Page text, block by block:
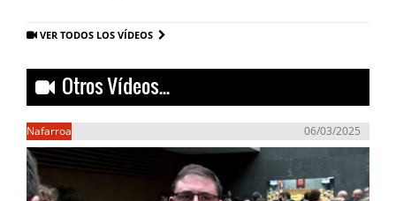
VER TODOS LOS VÍDEOS
Otros Vídeos...
Nafarroa 06/03/2025